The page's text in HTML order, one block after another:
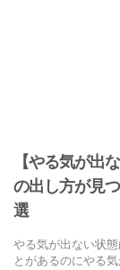
【やる気が出
の出し方が見
選
やる気が出ない状
とがあるのにやる